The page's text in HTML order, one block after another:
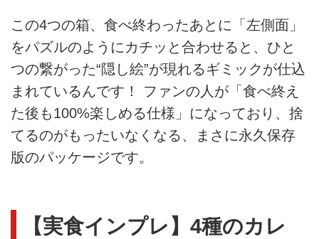
この4つの箱、食べ終わったあとに「左側面」
をパズルのようにカチッと合わせると、ひと
つの繋がった“隠し絵”が現れるギミックが仕込
まれているんです！ ファンの人が「食べ終え
た後も100%楽しめる仕様」になっており、捨
てるのがもったいなくなる、まさに永久保存
版のパッケージです。
【実食インプレ】4種のカレ